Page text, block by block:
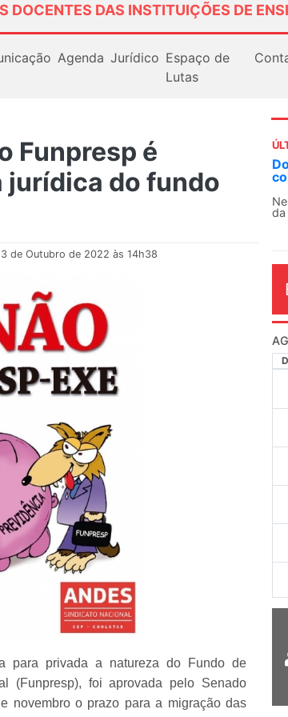
DOCENTES DAS INSTITUIÇÕES DE
Agenda Jurídico Espaço de
Lutas
Funpresp é
jurídica do fundo
de Outubro de 2022 às 14h38
para privada a natureza do Fundo de
(Funpresp), foi aprovada pelo Senado
novembro o prazo para a migração das
O